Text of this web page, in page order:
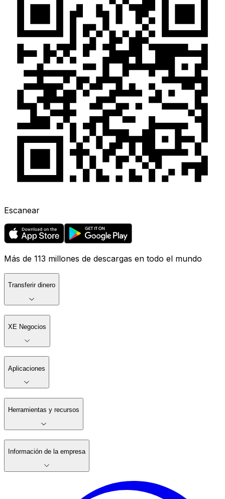
Escanear
Más de 113 millones de descargas en todo el mundo
Transferir dinero
XE Negocios
Aplicaciones
Herramientas y recursos
Información de la empresa